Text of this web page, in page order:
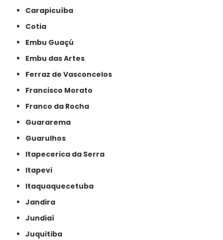
Carapicuíba
Cotia
Embu Guaçú
Embu das Artes
Ferraz de Vasconcelos
Francisco Morato
Franco da Rocha
Guararema
Guarulhos
Itapecerica da Serra
Itapevi
Itaquaquecetuba
Jandira
Jundiaí
Juquitiba